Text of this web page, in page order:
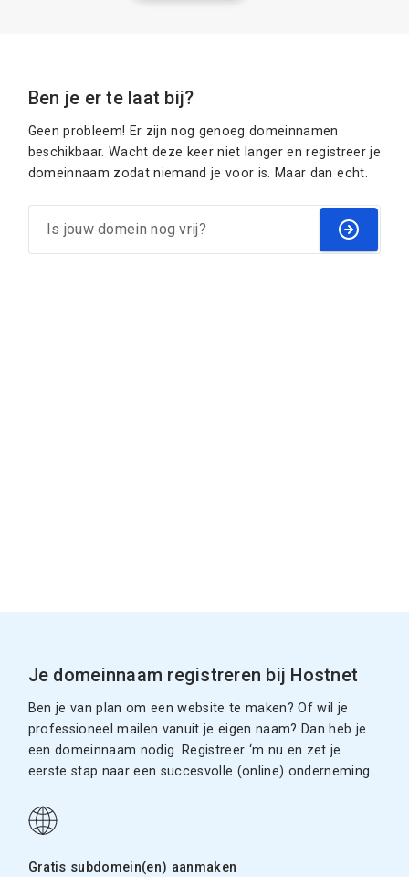
Ben je er te laat bij?
Geen probleem! Er zijn nog genoeg domeinnamen
beschikbaar. Wacht deze keer niet langer en registreer je
domeinnaam zodat niemand je voor is. Maar dan echt.
Je domeinnaam registreren bij Hostnet
Ben je van plan om een website te maken? Of wil je
professioneel mailen vanuit je eigen naam? Dan heb je
een domeinnaam nodig. Registreer ‘m nu en zet je
eerste stap naar een succesvolle (online) onderneming.
Gratis subdomein(en) aanmaken